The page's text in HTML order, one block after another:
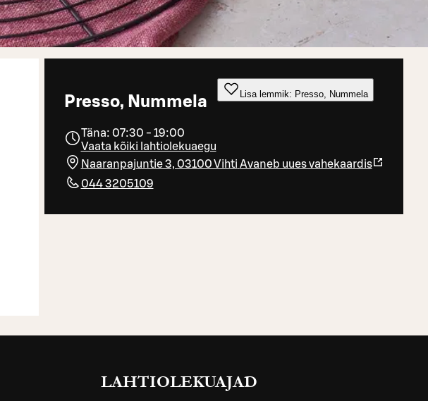
Presso, Nummela Lisa lemmik: Presso, Nummela
Täna: 07:30 - 19:00
Vaata kõiki lahtiolekuaegu
Naaranpajuntie 3, 03100 Vihti Avaneb uues vahekaardis
044 3205109
LAHTIOLEKUAJAD